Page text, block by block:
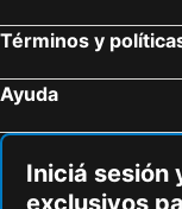
Términos y
Ayuda
Iniciá sesión
exclusivos